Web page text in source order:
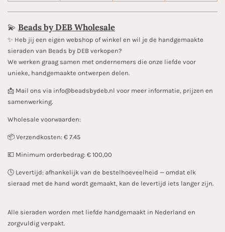
💫 Beads by DEB Wholesale
✨️ Heb jij een eigen webshop of winkel en wil je de handgemaakte
sieraden van Beads by DEB verkopen?
We werken graag samen met ondernemers die onze liefde voor
unieke, handgemaakte ontwerpen delen.
📩 Mail ons via info@beadsbydeb.nl voor meer informatie, prijzen en
samenwerking.
Wholesale voorwaarden:
📦 Verzendkosten: € 7.45
💶 Minimum orderbedrag: € 100,00
🕓 Levertijd: afhankelijk van de bestelhoeveelheid — omdat elk
sieraad met de hand wordt gemaakt, kan de levertijd iets langer zijn.
Alle sieraden worden met liefde handgemaakt in Nederland en
zorgvuldig verpakt.